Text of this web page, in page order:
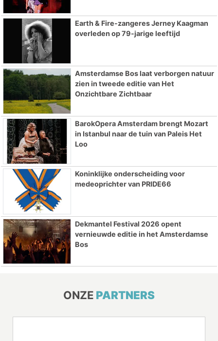
Earth & Fire-zangeres Jerney Kaagman
overleden op 79-jarige leeftijd
Amsterdamse Bos laat verborgen natuur
zien in tweede editie van Het
Onzichtbare Zichtbaar
BarokOpera Amsterdam brengt Mozart
in Istanbul naar de tuin van Paleis Het
Loo
Koninklijke onderscheiding voor
medeoprichter van PRIDE66
Dekmantel Festival 2026 opent
vernieuwde editie in het Amsterdamse
Bos
ONZE PARTNERS